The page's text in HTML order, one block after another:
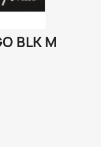
BLK M